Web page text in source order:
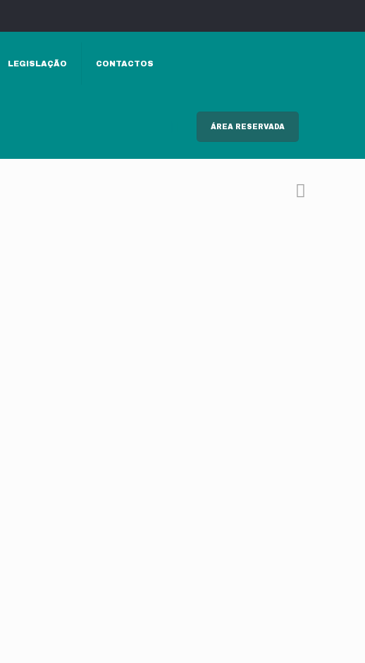
LEGISLAÇÃO CONTACTOS
ÁREA RESERVADA